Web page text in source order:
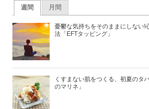
週間 月間
憂鬱な気持ちをそのままにしない!
法「EFTタッピング」
くすまない肌をつくる、初夏のタ
のマリネ」